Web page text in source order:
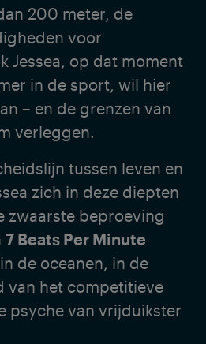
200 meter, de
voor
Jessea, op dat moment
in de sport, wil hier
– en de grenzen van
verleggen.
tussen leven en
zich in deze diepten
zwaarste beproeving
7 Beats Per Minute
de oceanen, in de
van het competitieve
psyche van vrijduikster